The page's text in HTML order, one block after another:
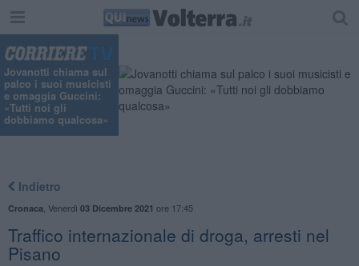
Jovanotti chiama sul
palco i suoi musicisti
e omaggia Guccini:
«Tutti noi gli
dobbiamo qualcosa»
Indietro
Cronaca Venerdì 03 Dicembre 2021 ore 17:45
​Traffico internazionale di droga, arresti nel
Pisano